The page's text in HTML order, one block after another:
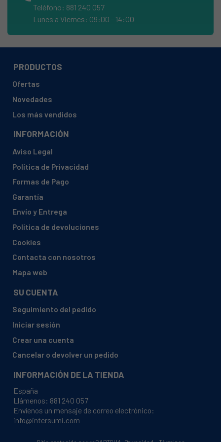
Teléfono: 881 240 057
Lunes a Viernes: 09:00 - 14:00
PRODUCTOS
Ofertas
Novedades
Los más vendidos
INFORMACIÓN
Aviso Legal
Política de Privacidad
Formas de Pago
Garantía
Envío y Entrega
Política de devoluciones
Cookies
Contacta con nosotros
Mapa web
SU CUENTA
Seguimiento del pedido
Iniciar sesión
Crear una cuenta
Cancelar o devolver un pedido
INFORMACIÓN DE LA TIENDA
España
Llámenos: 881 240 057
Envíenos un mensaje de correo electrónico:
info@intersumi.com